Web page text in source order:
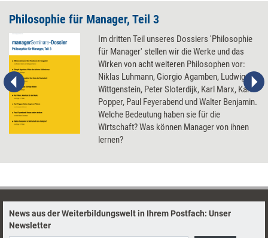
Philosophie für Manager, Teil 3
Im dritten Teil unseres Dossiers 'Philosophie
für Manager' stellen wir die Werke und das
Wirken von acht weiteren Philosophen vor:
Niklas Luhmann, Giorgio Agamben, Ludwig
Wittgenstein, Peter Sloterdijk, Karl Marx, Karl
Popper, Paul Feyerabend und Walter Benjamin.
Welche Bedeutung haben sie für die
Wirtschaft? Was können Manager von ihnen
lernen?
News aus der Weiterbildungswelt in Ihrem Postfach: Unser
Newsletter